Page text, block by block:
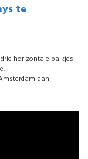
te
horizontale balkjes
aan